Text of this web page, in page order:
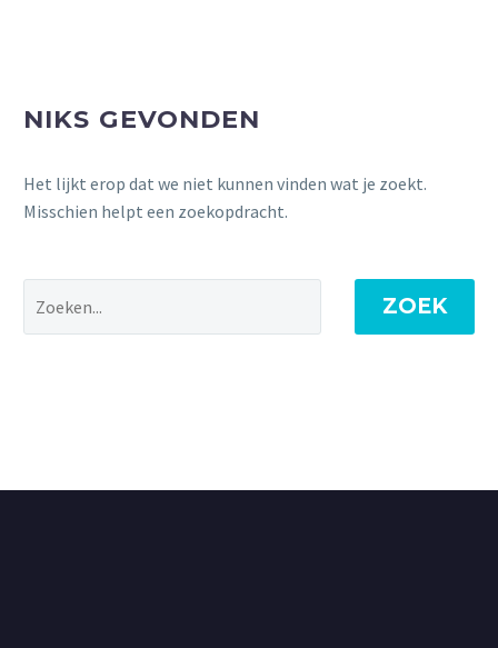
NIKS GEVONDEN
Het lijkt erop dat we niet kunnen vinden wat je zoekt.
Misschien helpt een zoekopdracht.
ZOEK